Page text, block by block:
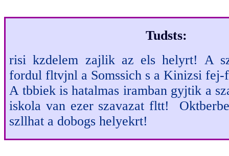
Tudsts:
risi kzdelem zajlik az els helyrt! A
fordul fltvjnl a Somssich s a Kinizsi fej-
A tbbiek is hatalmas iramban gyjtik a
iskola van ezer szavazat fltt!
szllhat a dobogs helyekrt!